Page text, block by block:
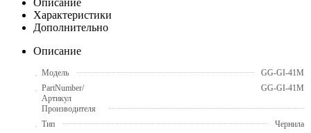
Характеристики
Дополнительно
Описание
Модель
GG-GI-41M
PartNumber/
Артикул
Производителя
GG-GI-41M
Тип
Чернила